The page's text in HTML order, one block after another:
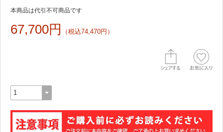
本商品は代引不可商品です
67,700円 （税込74,470円）